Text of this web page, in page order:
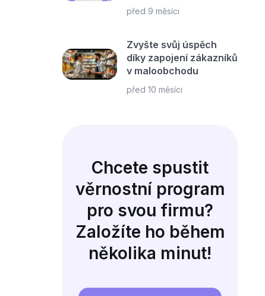
před 9 měsíci
Zvyšte svůj úspěch
díky zapojení zákazníků
v maloobchodu
před 10 měsíci
Chcete spustit
věrnostní program
pro svou firmu?
Založíte ho během
několika minut!